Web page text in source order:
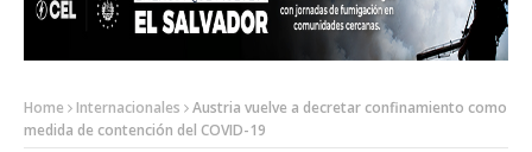
Home Internacionales
Austria vuelve a decretar confinamiento como
medida de contención del COVID-19